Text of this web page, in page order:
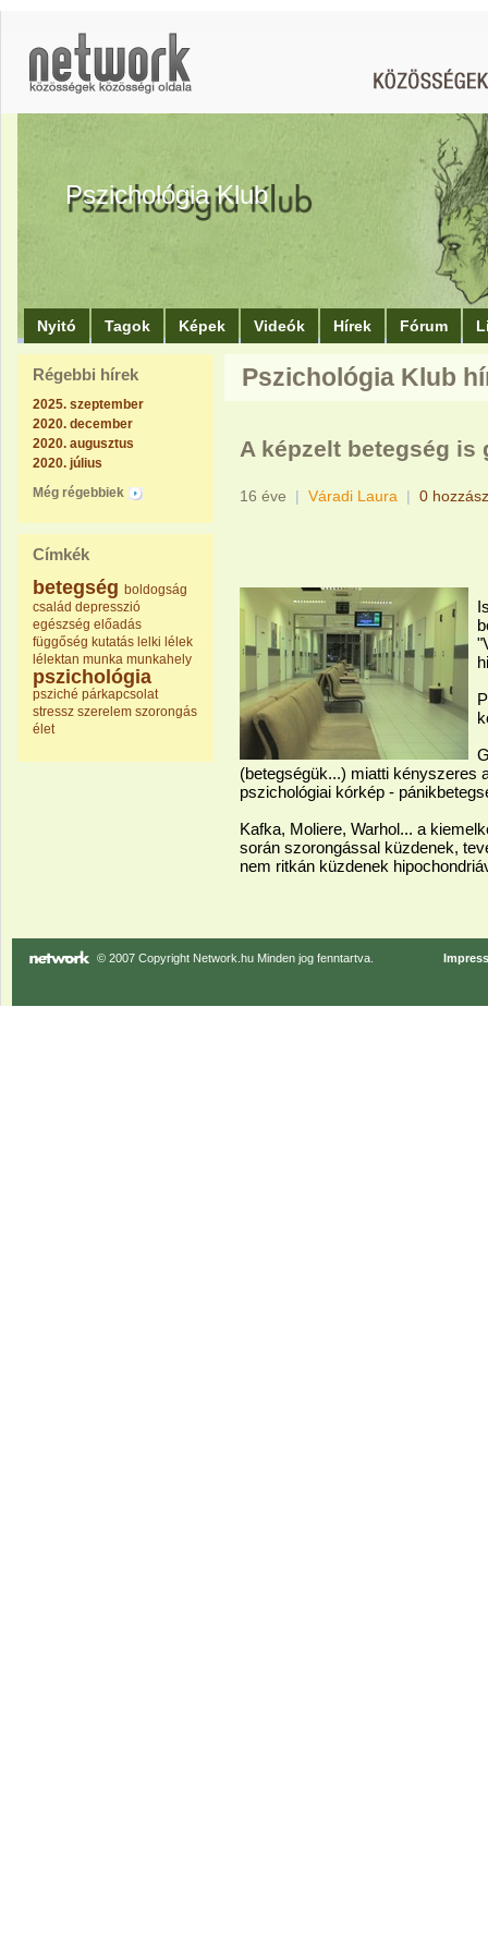
Pszichológia Klub
Nyitó Tagok Képek Videók Hírek Fórum
Régebbi hírek
2025. szeptember
2020. december
2020. augusztus
2020. július
Még régebbiek
Címkék
betegség boldogság
család depresszió
egészség előadás
függőség kutatás lelki lélek
lélektan munka munkahely
pszichológia
psziché párkapcsolat
stressz szerelem szorongás
élet
Pszichológia Klub
A képzelt betegség
16 éve | Váradi Laura | 0
(betegségük...) miatti kényszeres
pszichológiai kórkép -
Kafka, Moliere, Warhol... a
során szorongással küzdenek,
nem ritkán küzdenek
© 2007 Copyright Network.hu Minden jog fenntartva.